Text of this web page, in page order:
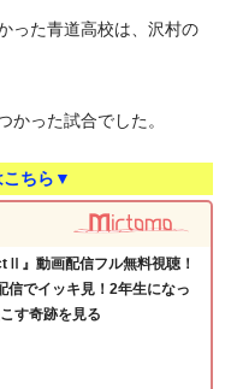
った青道高校は、沢村の
かった試合でした。
こちら▼
』動画配信フル無料視聴！
信でイッキ見！2年生になっ
す奇跡を見る